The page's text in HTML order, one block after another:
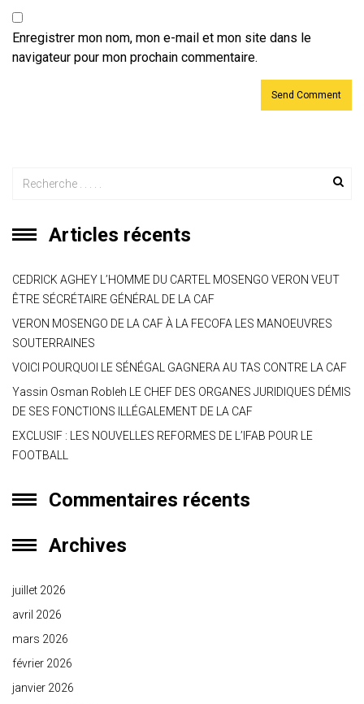
Enregistrer mon nom, mon e-mail et mon site dans le
navigateur pour mon prochain commentaire.
Articles récents
CEDRICK AGHEY L’HOMME DU CARTEL MOSENGO VERON VEUT
ÊTRE SÉCRÉTAIRE GÉNÉRAL DE LA CAF
VERON MOSENGO DE LA CAF À LA FECOFA LES MANOEUVRES
SOUTERRAINES
VOICI POURQUOI LE SÉNÉGAL GAGNERA AU TAS CONTRE LA CAF
Yassin Osman Robleh LE CHEF DES ORGANES JURIDIQUES DÉMIS
DE SES FONCTIONS ILLÉGALEMENT DE LA CAF
EXCLUSIF : LES NOUVELLES REFORMES DE L’IFAB POUR LE
FOOTBALL
Commentaires récents
Archives
juillet 2026
avril 2026
mars 2026
février 2026
janvier 2026